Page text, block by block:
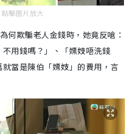
點擊圖片放大
何欺騙老人金錢時，她竟反嗆：
不用錢嗎？」、「嫖妓唔洗錢
當是陳伯「嫖妓」的費用，言